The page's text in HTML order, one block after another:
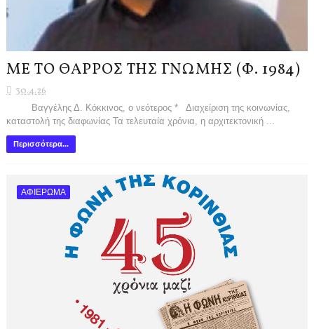
ΜΕ ΤΟ ΘΑΡΡΟΣ ΤΗΣ ΓΝΩΜΗΣ (Φ. 1984)
30.4.26
Βαγγέλης Δ. Κόκκινος, ο νεότερος * Διαχείριση της κοινωνίας,
καταστολή της διαφωνίας Τα τελευταία χρόνια, η αρχιτεκτονική ...
Περισσότερα...
ΑΦΙΕΡΩΜΑ